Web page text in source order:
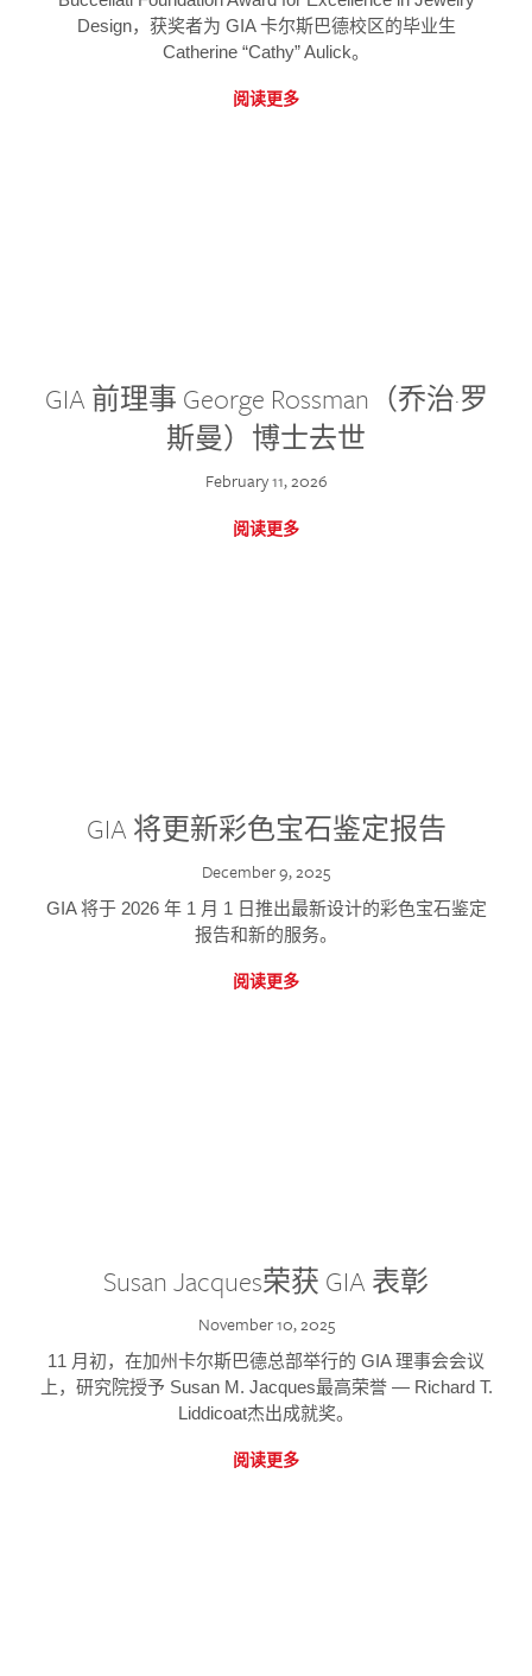
Design，获奖者为 GIA 卡尔斯巴德校区的毕业生
Catherine “Cathy” Aulick。
阅读更多
GIA 前理事 George Rossman（乔治·罗
斯曼）博士去世
February 11, 2026
阅读更多
GIA 将更新彩色宝石鉴定报告
December 9, 2025
GIA 将于 2026 年 1 月 1 日推出最新设计的彩色宝石鉴定
报告和新的服务。
阅读更多
Susan Jacques荣获 GIA 表彰
November 10, 2025
11 月初，在加州卡尔斯巴德总部举行的 GIA 理事会会议
上，研究院授予 Susan M. Jacques最高荣誉 — Richard T.
Liddicoat杰出成就奖。
阅读更多